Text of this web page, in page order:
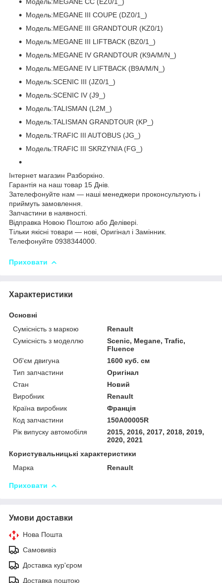
Модель:MEGANE III COUPE (DZ0/1_)
Модель:MEGANE III GRANDTOUR (KZ0/1)
Модель:MEGANE III LIFTBACK (BZ0/1_)
Модель:MEGANE IV GRANDTOUR (K9A/M/N_)
Модель:MEGANE IV LIFTBACK (B9A/M/N_)
Модель:SCENIC III (JZ0/1_)
Модель:SCENIC IV (J9_)
Модель:TALISMAN (L2M_)
Модель:TALISMAN GRANDTOUR (KP_)
Модель:TRAFIC III AUTOBUS (JG_)
Модель:TRAFIC III SKRZYNIA (FG_)
Інтернет магазин Разборкіно.
Гарантія на наш товар 15 Днів.
Зателефонуйте нам — наші менеджери проконсультують і
приймуть замовлення.
Запчастини в наявності.
Відправка Новою Поштою або Делівері.
Тільки якісні товари — нові, Оригінал і Замінник.
Телефонуйте 0938344000.
Приховати
Характеристики
Основні
Сумісність з маркою
Renault
Сумісність з моделлю
Scenic, Megane, Trafic,
Fluence
Об'єм двигуна
1600 куб. см
Тип запчастини
Оригінал
Стан
Новий
Виробник
Renault
Країна виробник
Франція
Код запчастини
150A00005R
Рік випуску автомобіля
2015, 2016, 2017, 2018, 2019,
2020, 2021
Користувальницькі характеристики
Марка
Renault
Приховати
Умови доставки
Нова Пошта
Самовивіз
Доставка кур'єром
Доставка поштою